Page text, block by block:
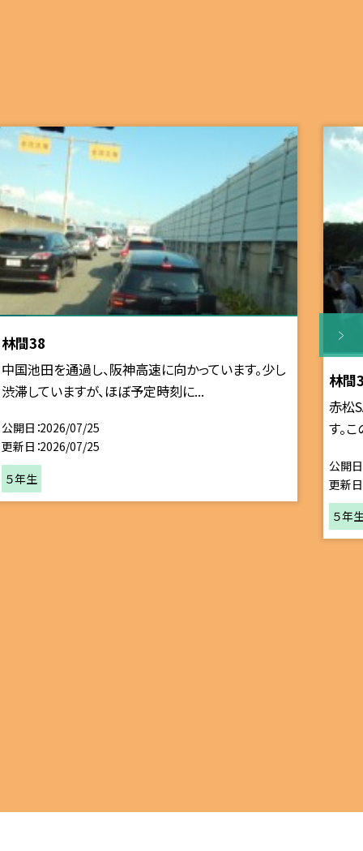
林間38
中国池田を通過し、阪神高速に向かっています。少し
渋滞していますが、ほぼ予定時刻に...
公開日 2026/07/25
更新日 2026/07/25
５年生
林間
赤松
す。
公開日
更新日
５年